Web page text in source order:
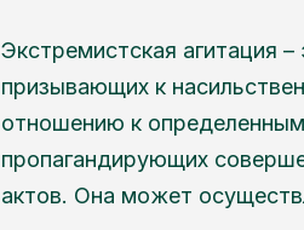
Экстремистская агитация
призывающих к
отношению к
пропагандирующих
актов. Она может